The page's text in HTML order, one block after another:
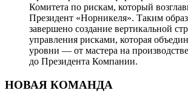
Комитета по рискам, который
Президент «Норникеля». Таким
завершено создание вертикальной
управления рисками, которая
уровни — от мастера на производстве
до Президента Компании.
НОВАЯ КОМАНДА